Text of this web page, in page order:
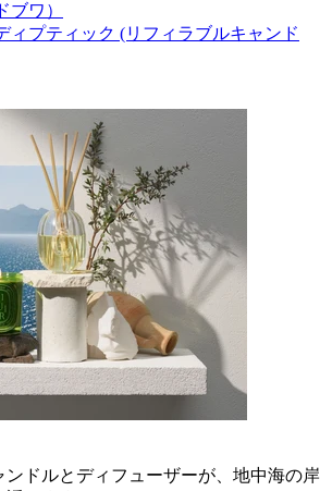
ブワ）
ィプティック (リフィラブルキャンド
ドルとディフューザーが、地中海の岸